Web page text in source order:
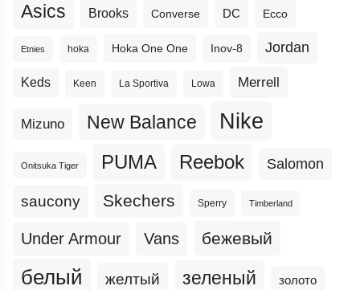
Asics Brooks Converse DC Ecco
Etnies hoka Hoka One One Inov-8 Jordan
Keds Keen La Sportiva Lowa Merrell
Mizuno New Balance Nike
Onitsuka Tiger PUMA Reebok Salomon
saucony Skechers Sperry Timberland
Under Armour Vans бежевый
белый желтый зеленый золото